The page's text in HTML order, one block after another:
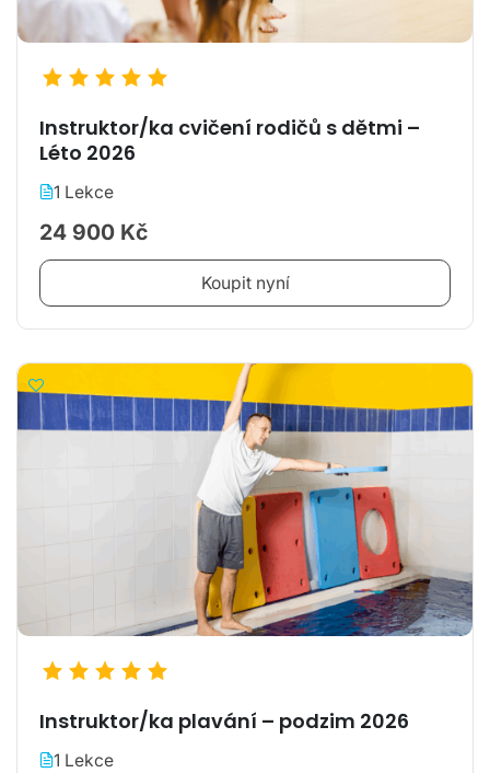
Instruktor/ka cvičení rodičů s dětmi –
Léto 2026
1 Lekce
24 900 Kč
Koupit nyní
Instruktor/ka plavání – podzim 2026
1 Lekce